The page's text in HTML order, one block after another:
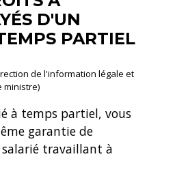
D'UN
PARTIEL
de l'information légale et
ministre)
à temps partiel, vous
garantie de
travaillant à